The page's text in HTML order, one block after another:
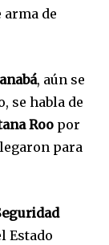
de
, aún se
se habla de
Roo por
para
Estado